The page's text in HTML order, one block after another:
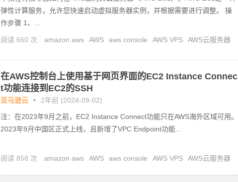
弹性计算服务，允许您快速启动虚拟服务器实例，并根据需要进行调整。 操
作步骤 1、...
阅读 660 次 amazon aws AWS aws console AWS VPS
AWS云服务器
在AWS控制台上使用基于网页界面的EC2 Instance Connec
t功能连接到EC2的SSH
亚马逊云 • 2年前 (2024-09-02)
注：在2023年9月之前，EC2 Instance Connect功能只在AWS海外区域可用。
2023年9月中国区正式上线，且新增了VPC Endpoint功能...
阅读 858 次 amazon aws AWS aws console AWS VPS
AWS云服务器